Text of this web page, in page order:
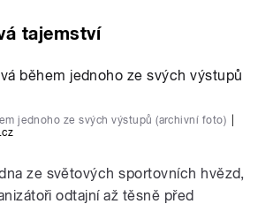
tajemství
jednoho ze svých výstupů (archivní foto)
ze světových sportovních hvězd,
odtajní až těsně před